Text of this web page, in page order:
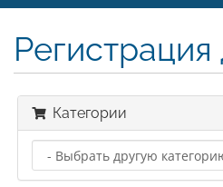
Категории